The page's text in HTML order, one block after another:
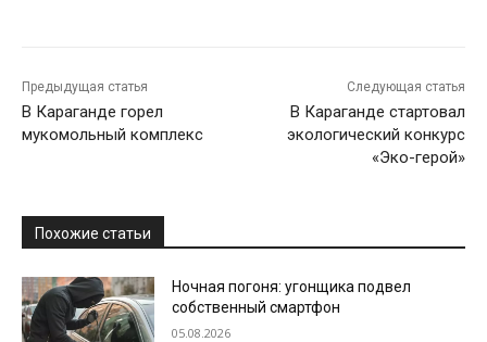
Предыдущая статья
В Караганде горел
мукомольный комплекс
Следующая статья
В Караганде стартовал
экологический конкурс
«Эко-герой»
Похожие статьи
Ночная погоня: угонщика подвел
собственный смартфон
05.08.2026